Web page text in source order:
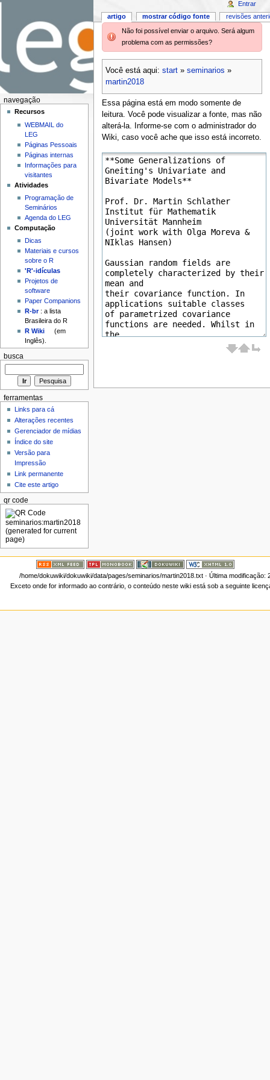
Não foi possível enviar o arquivo. Será algum
problema com as permissões?
Você está aqui: start» seminarios »
martin2018
Essa página está em modo somente de
leitura. Você pode visualizar a fonte, mas não
alterá-la. Informe-se com o administrador do
Wiki, caso você ache que isso está incorreto.
artigo mostrar código fonte revisões
Entrar
navegação
Recursos
WEBMAIL do
LEG
Páginas Pessoais
Páginas internas
Informações para
visitantes
Atividades
Programação de
Seminários
Agenda do LEG
Computação
Dicas
Materiais e cursos
sobre o R
'R'-idículas
Projetos de
software
Paper Companions
R-br: a lista
Brasileira do R
R Wiki
(em
Inglês).
busca
ferramentas
Links para cá
Alterações recentes
Gerenciador de mídias
Índice do site
Versão para
Impressão
Link permanente
Cite este artigo
qr code
/home/dokuwiki/dokuwiki/data/pages/seminarios/martin2018.txt· Última modificação:
Exceto onde for informado ao contrário, o conteúdo neste wiki está sob a seguinte